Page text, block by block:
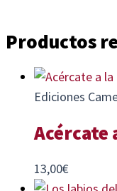
Productos
Ediciones
Acércate
13,00€